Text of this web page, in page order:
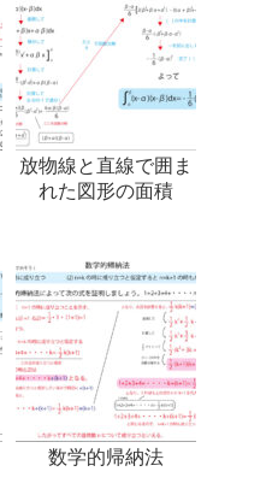
放物線と直線で囲ま
れた図形の面積
数学的帰納法